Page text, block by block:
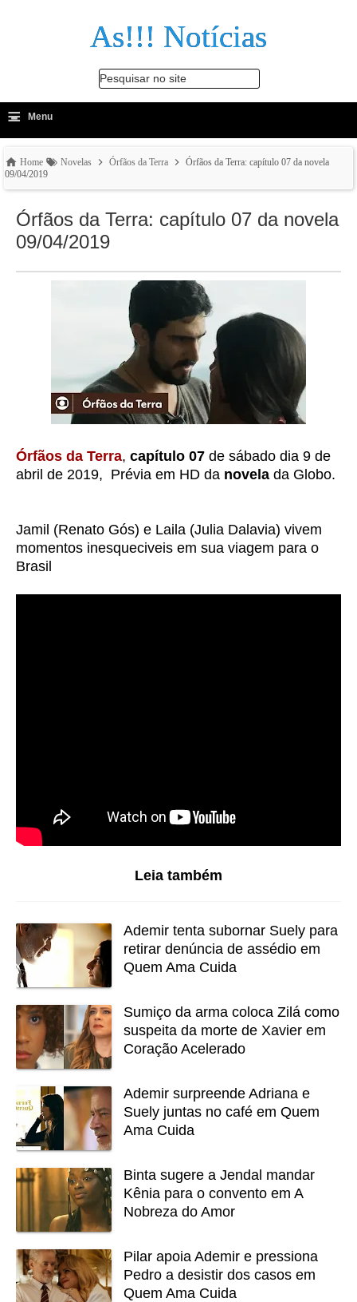
As!!! Notícias
Pesquisar no site
-
≡ Menu
Home Novelas Órfãos da Terra
Órfãos da Terra: capítulo 07 da novela
09/04/2019
Órfãos da Terra: capítulo 07 da novela
09/04/2019
Órfãos da Terra, capítulo 07 de sábado dia 9 de
abril de 2019, Prévia em HD da novela da Globo.
Jamil (Renato Gós) e Laila (Julia Dalavia) vivem
momentos inesqueciveis em sua viagem para o
Brasil
Leia também
Ademir tenta subornar Suely para
retirar denúncia de assédio em
Quem Ama Cuida
Sumiço da arma coloca Zilá como
suspeita da morte de Xavier em
Coração Acelerado
Ademir surpreende Adriana e
Suely juntas no café em Quem
Ama Cuida
Binta sugere a Jendal mandar
Kênia para o convento em A
Nobreza do Amor
Pilar apoia Ademir e pressiona
Pedro a desistir dos casos em
Quem Ama Cuida